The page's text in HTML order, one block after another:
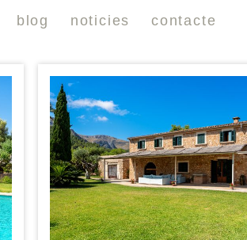
blog noticies contacte